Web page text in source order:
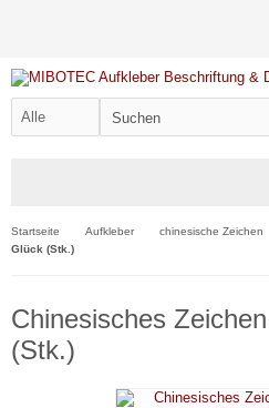
Startseite Aufkleber chinesische Zeichen
Glück (Stk.)
Chinesisches
(Stk.)